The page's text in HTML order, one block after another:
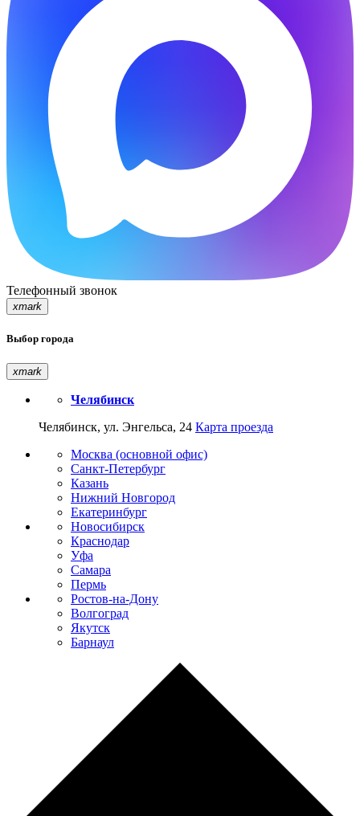
Телефонный звонок
xmark
Выбор города
xmark
Челябинск
Челябинск, ул. Энгельса, 24 Карта проезда
Москва (основной офис)
Санкт-Петербург
Казань
Нижний Новгород
Екатеринбург
Новосибирск
Краснодар
Уфа
Самара
Пермь
Ростов-на-Дону
Волгоград
Якутск
Барнаул